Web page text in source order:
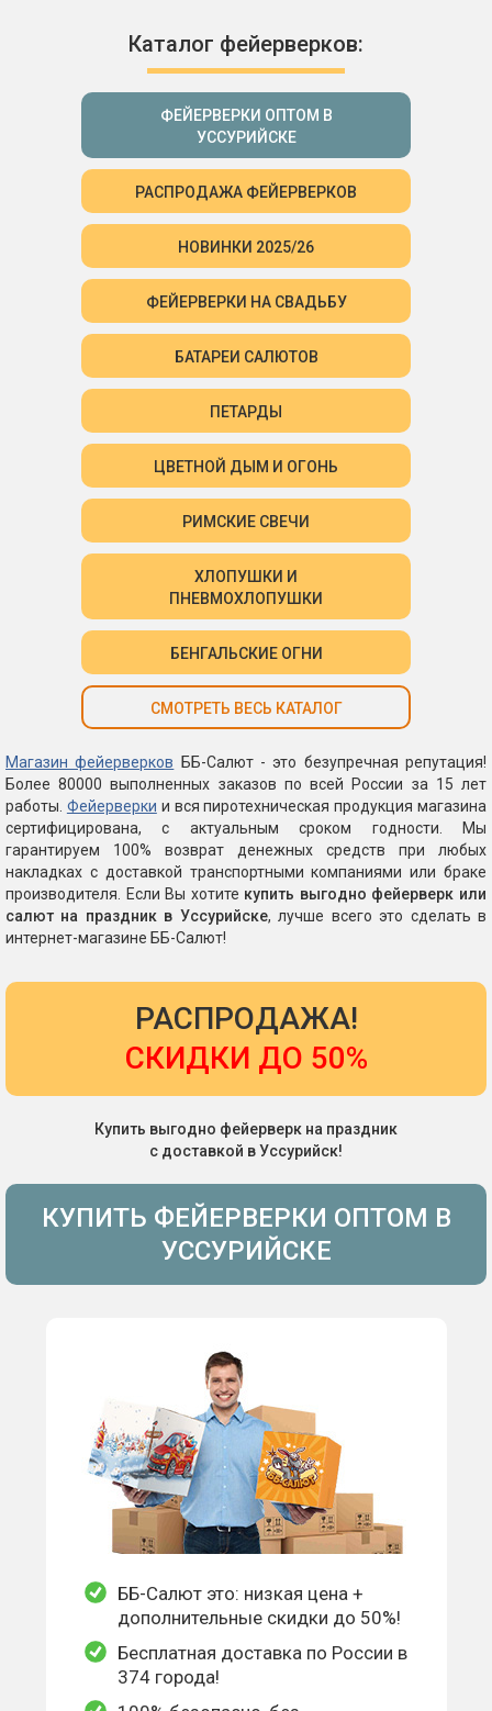
Каталог фейерверков:
ФЕЙЕРВЕРКИ ОПТОМ В
УССУРИЙСКЕ
РАСПРОДАЖА ФЕЙЕРВЕРКОВ
НОВИНКИ 2025/26
ФЕЙЕРВЕРКИ НА СВАДЬБУ
БАТАРЕИ САЛЮТОВ
ПЕТАРДЫ
ЦВЕТНОЙ ДЫМ И ОГОНЬ
РИМСКИЕ СВЕЧИ
ХЛОПУШКИ И
ПНЕВМОХЛОПУШКИ
БЕНГАЛЬСКИЕ ОГНИ
СМОТРЕТЬ ВЕСЬ КАТАЛОГ
Магазин фейерверков ББ-Салют - это безупречная репутация!
Более 80000 выполненных заказов по всей России за 15 лет
работы. Фейерверки и вся пиротехническая продукция магазина
сертифицирована, с актуальным сроком годности. Мы
гарантируем 100% возврат денежных средств при любых
накладках с доставкой транспортными компаниями или браке
производителя. Если Вы хотите купить выгодно фейерверк или
салют на праздник в Уссурийске, лучше всего это сделать в
интернет-магазине ББ-Салют!
РАСПРОДАЖА!
СКИДКИ ДО 50%
Купить выгодно фейерверк на праздник
с доставкой в Уссурийск!
КУПИТЬ ФЕЙЕРВЕРКИ ОПТОМ В
УССУРИЙСКЕ
ББ-Салют это: низкая цена +
дополнительные скидки до 50%!
Бесплатная доставка по России в
374 города!